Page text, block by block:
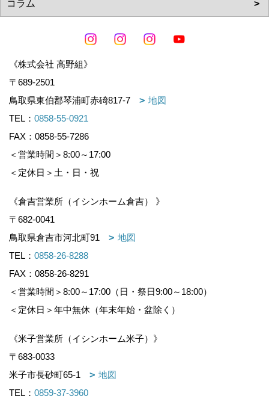
《株式会社 高野組》
〒689-2501
鳥取県東伯郡琴浦町赤碕817-7
地図
TEL： 0858-55-0921
FAX：0858-55-7286
＜営業時間＞8:00～17:00
＜定休日＞土・日・祝
《倉吉営業所（イシンホーム倉吉） 》
〒682-0041
鳥取県倉吉市河北町91
地図
TEL： 0858-26-8288
FAX：0858-26-8291
＜営業時間＞8:00～17:00（日・祭日9:00～18:00）
＜定休日＞年中無休（年末年始・盆除く）
《米子営業所（イシンホーム米子）》
〒683-0033
米子市長砂町65-1
地図
TEL： 0859-37-3960